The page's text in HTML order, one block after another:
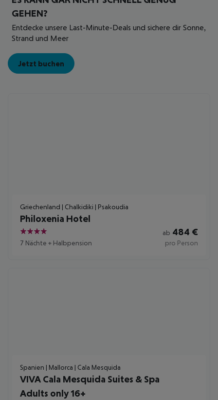
GEHEN?
Entdecke unsere Last-Minute-Deals und sichere dir Sonne,
Strand und Meer
Jetzt buchen
Griechenland | Chalkidiki | Psakoudia
Philoxenia Hotel
4
7 Nächte + Halbpension
ab 484 €
pro Person
Spanien | Mallorca | Cala Mesquida
VIVA Cala Mesquida Suites & Spa
Adults only 16+